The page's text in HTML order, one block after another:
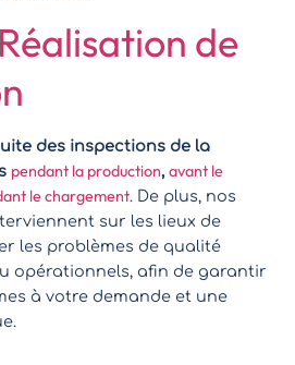
de
des inspections de la
pendant la production, avant le
le chargement. De plus, nos
sur les lieux de
les problèmes de qualité
opérationnels, afin de garantir
à votre demande et une